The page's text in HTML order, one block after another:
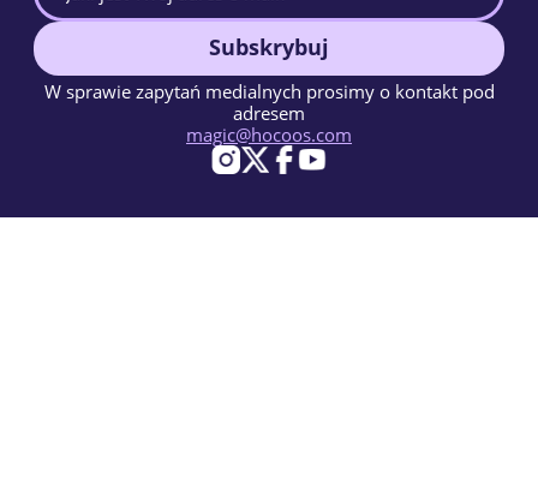
Subskrybuj
W sprawie zapytań medialnych prosimy o kontakt pod
adresem
magic@hocoos.com